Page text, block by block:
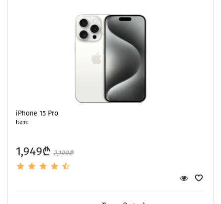
iPhone 15 Pro
Item:
1,949₾ 2,199₾